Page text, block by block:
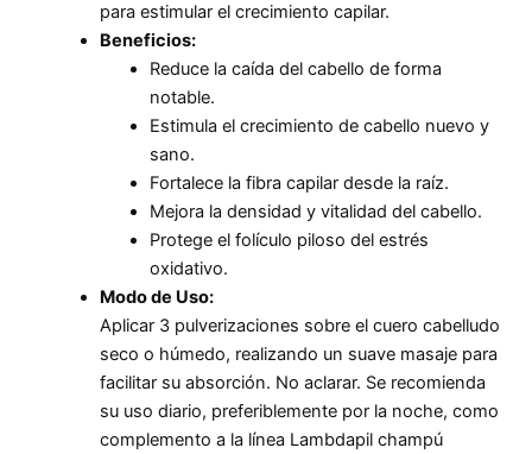
para estimular el crecimiento capilar.
Beneficios:
Reduce la caída del cabello de forma
notable.
Estimula el crecimiento de cabello nuevo y
sano.
Fortalece la fibra capilar desde la raíz.
Mejora la densidad y vitalidad del cabello.
Protege el folículo piloso del estrés
oxidativo.
Modo de Uso:
Aplicar 3 pulverizaciones sobre el cuero cabelludo
seco o húmedo, realizando un suave masaje para
facilitar su absorción. No aclarar. Se recomienda
su uso diario, preferiblemente por la noche, como
complemento a la línea Lambdapil champú